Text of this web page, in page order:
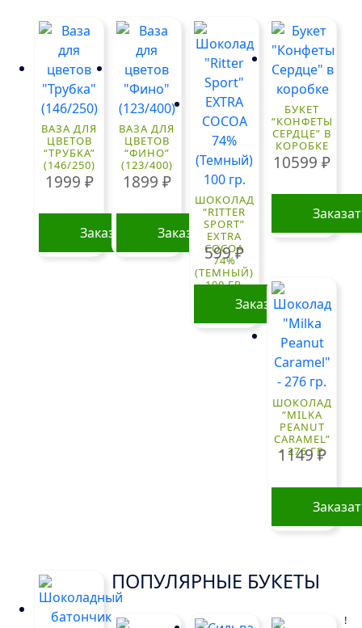
ВАЗА ДЛЯ
ЦВЕТОВ
“ТРУБКА”
(146/250)
1999 ₽
Заказать
ВАЗА ДЛЯ
ЦВЕТОВ
“ФИНО”
(123/400)
1899 ₽
Заказать
ШОКОЛАД
“RITTER
SPORT”
EXTRA
COCOA
74%
(ТЕМНЫЙ)
100 ГР.
599₽
Заказать
БУКЕТ
“КОНФЕТЫ
СЕРДЦЕ” В
КОРОБКЕ
10599₽
ШОКОЛАД
“MILKA
PEANUT
CARAMEL”
– 276 ГР.
1149₽
ПОПУЛЯРНЫЕ БУКЕТЫ
!